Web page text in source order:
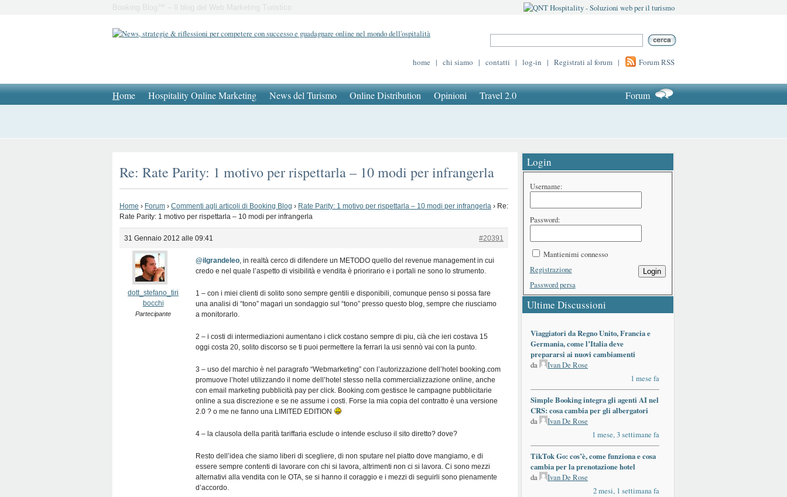
Booking Blog™ – Il blog del Web Marketing Turistico
home | chi siamo | contatti | log-in | Registrati al forum | Forum RSS
Home Hospitality Online Marketing News del Turismo Online Distribution Opinioni Travel 2.0 Forum
Re: Rate Parity: 1 motivo per rispettarla – 10 modi per infrangerla
Home › Forum › Commenti agli articoli di Booking Blog › Rate Parity: 1 motivo per rispettarla – 10 modi per infrangerla › Re:
Rate Parity: 1 motivo per rispettarla – 10 modi per infrangerla
31 Gennaio 2012 alle 09:41 #20391
dott_stefano_tiri
bocchi
Partecipante
@ilgrandeleo, in realtà cerco di difendere un METODO quello del revenue management in cui
credo e nel quale l’aspetto di visibilità e vendita è priorirario e i portali ne sono lo strumento.
1 – con i miei clienti di solito sono sempre gentili e disponibili, comunque penso si possa fare
una analisi di “tono” magari un sondaggio sul “tono” presso questo blog, sempre che riusciamo
a monitorarlo.
2 – i costi di intermediazioni aumentano i click costano sempre di piu, cià che ieri costava 15
oggi costa 20, solito discorso se ti puoi permettere la ferrari la usi sennò vai con la punto.
3 – uso del marchio è nel paragrafo “Webmarketing” con l’autorizzazione dell’hotel booking.com
promuove l’hotel utilizzando il nome dell’hotel stesso nella commercializzazione online, anche
con email marketing pubblicità pay per click. Booking.com gestisce le campagne pubblicitarie
online a sua discrezione e se ne assume i costi. Forse la mia copia del contratto è una versione
2.0 ? o me ne fanno una LIMITED EDITION
4 – la clausola della parità tariffaria esclude o intende escluso il sito diretto? dove?
Resto dell’idea che siamo liberi di scegliere, di non sputare nel piatto dove mangiamo, e di
essere sempre contenti di lavorare con chi si lavora, altrimenti non ci si lavora. Ci sono mezzi
alternativi alla vendita con le OTA, se si hanno il coraggio e i mezzi di seguirli sono pienamente
d’accordo.
Login
Username:
Password:
Mantienimi connesso
Login
Registrazione
Password persa
Ultime Discussioni
Viaggiatori da Regno Unito, Francia e
Germania, come l’Italia deve
prepararsi ai nuovi cambiamenti
da
Ivan De Rose
1 mese fa
Simple Booking integra gli agenti AI nel
CRS: cosa cambia per gli albergatori
da
Ivan De Rose
1 mese, 3 settimane fa
TikTok Go: cos’è, come funziona e cosa
cambia per la prenotazione hotel
da
Ivan De Rose
2 mesi, 1 settimana fa